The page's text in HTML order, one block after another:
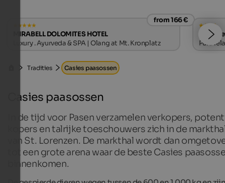
from 166 €
MIRABELL DOLOMITES HOTEL
Luxury . Ayurveda & SPA | Olang at Mt. Kronplatz
Hotel
Pure
Tradities Casies paasossen
Casies paasossen
In de tijd voor Pasen verzamelen verkopers,
kopers en talrijke toeschouwers zich in de
van St. Lorenzen. De markthal wordt dan
tot een grote arena waar de beste Casies
binnenkomen.